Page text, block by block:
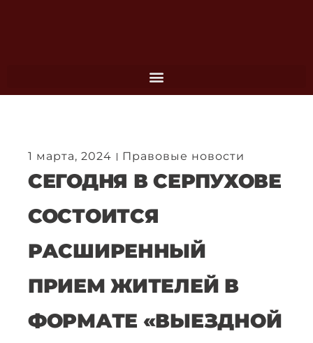
1 марта, 2024 Правовые новости
СЕГОДНЯ В СЕРПУХОВЕ
СОСТОИТСЯ
РАСШИРЕННЫЙ
ПРИЕМ ЖИТЕЛЕЙ В
ФОРМАТЕ «ВЫЕЗДНОЙ